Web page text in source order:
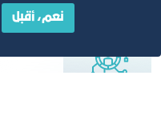
نعم، أقبل